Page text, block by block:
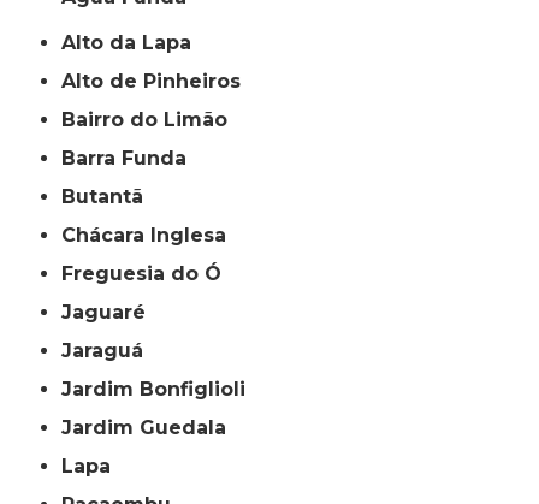
Alto da Lapa
Alto de Pinheiros
Bairro do Limão
Barra Funda
Butantã
Chácara Inglesa
Freguesia do Ó
Jaguaré
Jaraguá
Jardim Bonfiglioli
Jardim Guedala
Lapa